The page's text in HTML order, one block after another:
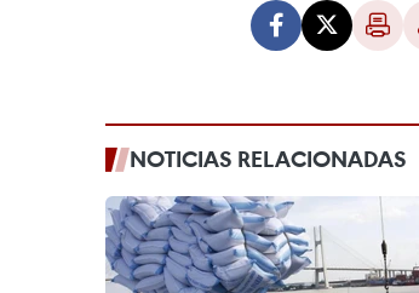
NOTICIAS RELACIONADAS